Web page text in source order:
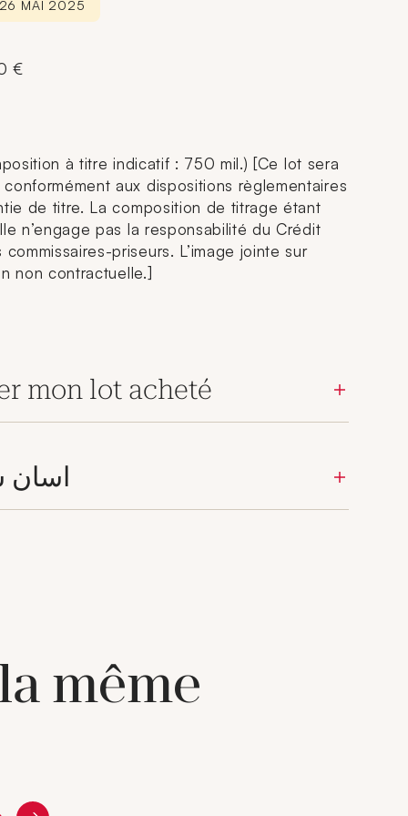
MAI 2025
€
à titre indicatif : 750 mil.) [Ce lot sera
conformément aux dispositions règlementaires
de titre. La composition de titrage étant
n’engage pas la responsabilité du Crédit
priseurs. L’image jointe sur
non contractuelle.]
mon lot acheté
اسان
même